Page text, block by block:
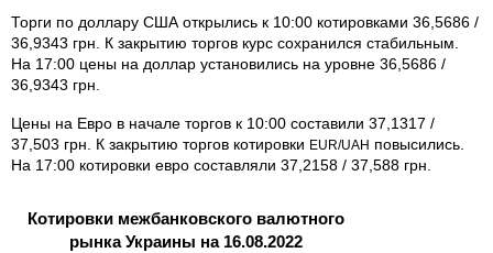
Торги по доллару США открылись к 10:00 котировками 36,5686 /
36,9343 грн. К закрытию торгов курс сохранился стабильным.
На 17:00 цены на доллар установились на уровне 36,5686 /
36,9343 грн.
Цены на Евро в начале торгов к 10:00 составили 37,1317 /
37,503 грн. К закрытию торгов котировки EUR/UAH повысились.
На 17:00 котировки евро составляли 37,2158 / 37,588 грн.
Котировки межбанковского валютного
рынка Украины на 16.08.2022